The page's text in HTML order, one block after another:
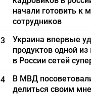
начали готовить к
сотрудников
3
Украина впервые
продуктов одной
в России сетей
4
В МВД
делиться своим